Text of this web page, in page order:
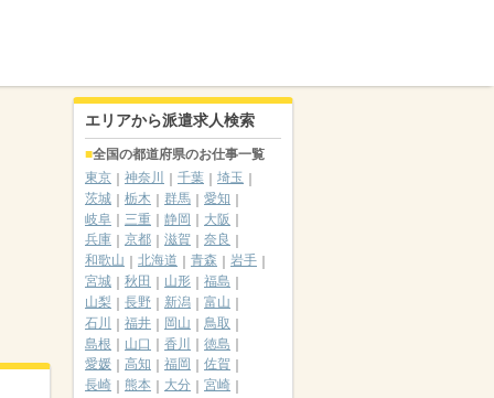
エリアから派遣求人検索
全国の都道府県のお仕事一覧
東京
神奈川 千葉
埼玉
茨城
栃木 群馬
愛知
岐阜
三重 静岡
大阪
兵庫
京都 滋賀
奈良
和歌山
北海道 青森
岩手
宮城
秋田 山形
福島
山梨
長野 新潟
富山
石川
福井 岡山
鳥取
島根
山口 香川
徳島
愛媛
高知 福岡
佐賀
長崎
熊本 大分
宮崎